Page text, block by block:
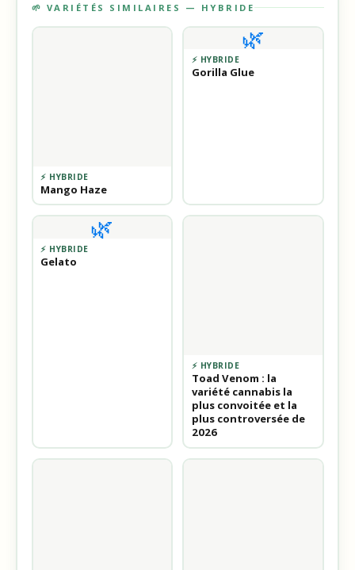
🌱 VARIÉTÉS SIMILAIRES — HYBRIDE
⚡ HYBRIDE
Mango Haze
🌿
⚡ HYBRIDE
Gorilla Glue
🌿
⚡ HYBRIDE
Gelato
⚡ HYBRIDE
Toad Venom : la
variété cannabis la
plus convoitée et la
plus controversée de
2026